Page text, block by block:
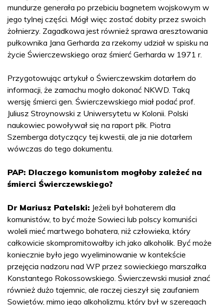
mundurze generała po przebiciu bagnetem wojskowym w
jego tylnej części. Mógł więc zostać dobity przez swoich
żołnierzy. Zagadkowa jest również sprawa aresztowania
pułkownika Jana Gerharda za rzekomy udział w spisku na
życie Świerczewskiego oraz śmierć Gerharda w 1971 r.
Przygotowując artykuł o Świerczewskim dotarłem do
informacji, że zamachu mogło dokonać NKWD. Taką
wersję śmierci gen. Świerczewskiego miał podać prof.
Juliusz Stroynowski z Uniwersytetu w Kolonii. Polski
naukowiec powoływał się na raport płk. Piotra
Szemberga dotyczący tej kwestii, ale ja nie dotarłem
wówczas do tego dokumentu.
PAP: Dlaczego komunistom mogłoby zależeć na
śmierci Świerczewskiego?
Dr Mariusz Patelski: Jeżeli był bohaterem dla
komunistów, to być może Sowieci lub polscy komuniści
woleli mieć martwego bohatera, niż człowieka, który
całkowicie skompromitowałby ich jako alkoholik. Być może
koniecznie było jego wyeliminowanie w kontekście
przejęcia nadzoru nad WP przez sowieckiego marszałka
Konstantego Rokossowskiego. Świerczewski musiał znać
również dużo tajemnic, ale raczej cieszył się zaufaniem
Sowietów, mimo jego alkoholizmu, który był w szeregach